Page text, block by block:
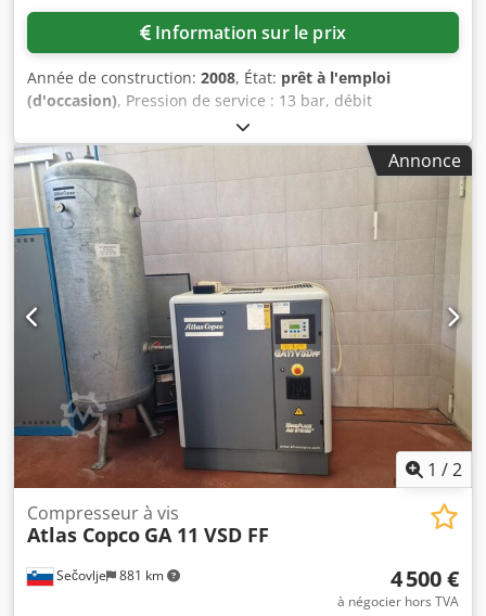
Information sur le prix
Année de construction: 2008, État: prêt à l'emploi
(d'occasion), Pression de service : 13 bar, débit
volumétrique : 17,07 m³/min, puissance moteur : 90 kW,
régime moteur : 3480 tr/min, poids : env. 1750 kg. Le
variateur de fréquence de la machine est défectueux. Une
visite sur site est possible. Chodpfx Aoxmkc Tskrsa
Annonce
1 /2
Sečovlje 881 km
Compresseur à vis
Atlas Copco GA 11 VSD FF
4 500 €
à négocier hors TVA